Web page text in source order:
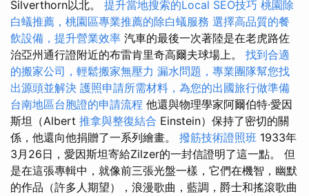
Silverthorn以北。 提升當地搜索的Local SEO技巧 桃園除
白蟻推薦，桃園區專業推薦的除白蟻服務 選擇高品質的餐
飲設備，提升營業效率 汽車的最後一次著陸是在老虎路佐
治亞州通行證附近的布雷肯里奇高爾夫球場上。 找到合適
的搬家公司，輕鬆搬家無壓力 漏水問題，專業團隊幫您找
出源頭並解決 護照申請所需材料，為您的出國旅行做準備
台南地區台胞證的申請流程 他還與物理學家阿爾伯特·愛因
斯坦（Albert 推拿與整復結合 Einstein）保持了密切的關
係，他還向他捐贈了一系列繪畫。 撥筋技術證照班 1933年
3月26日，愛因斯坦寄給Zilzer的一封信證明了這一點。 但
是在這張專輯中，就像前三張光盤一樣，它們在機智，幽默
的作品（許多人期望），浪漫歌曲，藍調，爵士和搖滾歌曲